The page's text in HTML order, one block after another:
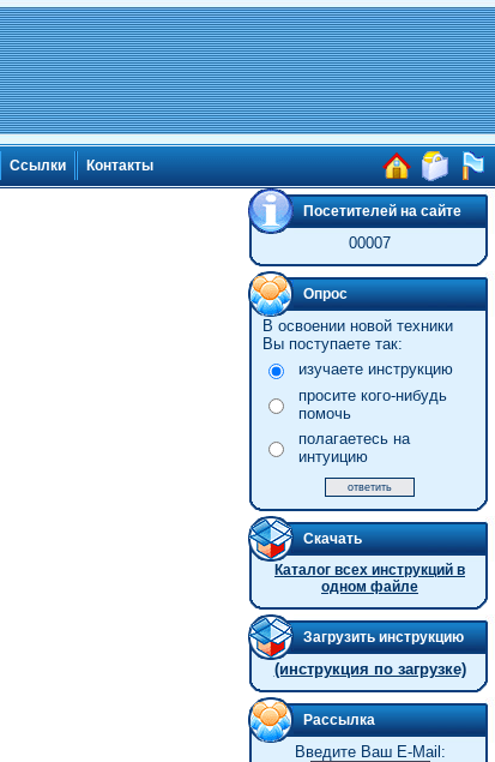
Ссылки Контакты
Посетителей на сайте
00007
Опрос
В освоении новой техники
Вы поступаете так:
изучаете инструкцию
просите кого-нибудь
помочь
полагаетесь на
интуицию
Скачать
Каталог всех инструкций в
одном файле
Загрузить инструкцию
(инструкция по загрузке)
Рассылка
Введите Ваш E-Mail: